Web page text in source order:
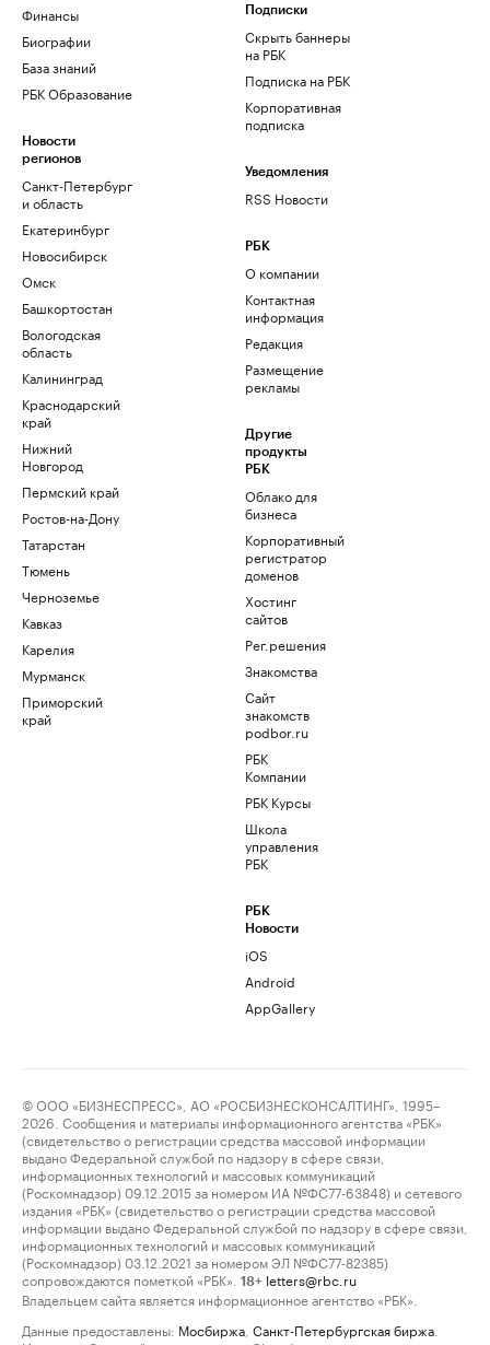
Финансы
Биографии
База знаний
РБК Образование
Новости
регионов
Санкт-Петербург
и область
Екатеринбург
Новосибирск
Омск
Башкортостан
Вологодская
область
Калининград
Краснодарский
край
Нижний
Новгород
Пермский край
Ростов-на-Дону
Татарстан
Тюмень
Черноземье
Кавказ
Карелия
Мурманск
Приморский
край
Подписки
Скрыть баннеры
на РБК
Подписка на РБК
Корпоративная
подписка
Уведомления
RSS Новости
РБК
О компании
Контактная
информация
Редакция
Размещение
рекламы
Другие
продукты
РБК
Облако для
бизнеса
Корпоративный
регистратор
доменов
Хостинг
сайтов
Рег.решения
Знакомства
Сайт
знакомств
podbor.ru
РБК
Компании
РБК Курсы
Школа
управления
РБК
РБК
Новости
iOS
Android
AppGallery
© ООО «БИЗНЕСПРЕСС», АО «РОСБИЗНЕСКОНСАЛТИНГ», 1995–
2026. Сообщения и материалы информационного агентства «РБК»
(свидетельство о регистрации средства массовой информации
выдано Федеральной службой по надзору в сфере связи,
информационных технологий и массовых коммуникаций
(Роскомнадзор) 09.12.2015 за номером ИА №ФС77-63848) и сетевого
издания «РБК» (свидетельство о регистрации средства массовой
информации выдано Федеральной службой по надзору в сфере связи,
информационных технологий и массовых коммуникаций
(Роскомнадзор) 03.12.2021 за номером ЭЛ №ФС77-82385)
сопровождаются пометкой «РБК».
18+ letters@rbc.ru
Владельцем сайта является информационное агентство «РБК».
Данные предоставлены: Мосбиржа Санкт-Петербургская биржа